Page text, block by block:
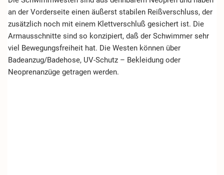
an der Vorderseite einen äußerst stabilen Reißverschluss, der
zusätzlich noch mit einem Klettverschluß gesichert ist. Die
Armausschnitte sind so konzipiert, daß der Schwimmer sehr
viel Bewegungsfreiheit hat. Die Westen können über
Badeanzug/Badehose, UV-Schutz – Bekleidung oder
Neoprenanzüge getragen werden.